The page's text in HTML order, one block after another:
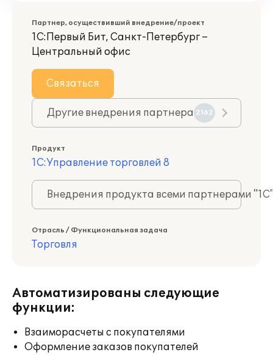
Партнер, осуществивший внедрение/проект
1С:Первый Бит, Санкт-Петербург –
Центральный офис
Связаться
Другие внедрения партнера 2162
Продукт
1С:Управление торговлей 8
Внедрения продукта всеми партнерами
Отрасль / Функциональная задача
Торговля
Автоматизированы следующие
функции:
Взаиморасчеты с покупателями
Оформление заказов покупателей